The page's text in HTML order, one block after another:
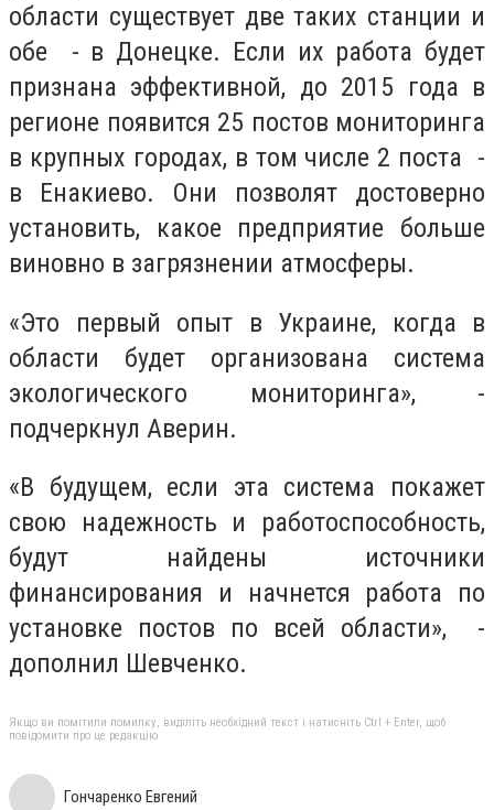
области существует две таких станции и
обе - в Донецке. Если их работа будет
признана эффективной, до 2015 года в
регионе появится 25 постов мониторинга
в крупных городах, в том числе 2 поста -
в Енакиево. Они позволят достоверно
установить, какое предприятие больше
виновно в загрязнении атмосферы.
«Это первый опыт в Украине, когда в
области будет организована система
экологического мониторинга», -
подчеркнул Аверин.
«В будущем, если эта система покажет
свою надежность и работоспособность,
будут найдены источники
финансирования и начнется работа по
установке постов по всей области», -
дополнил Шевченко.
Якщо ви помітили помилку, виділіть необхідний текст і натисніть Ctrl + Enter, щоб
повідомити про це редакцію
Гончаренко Евгений